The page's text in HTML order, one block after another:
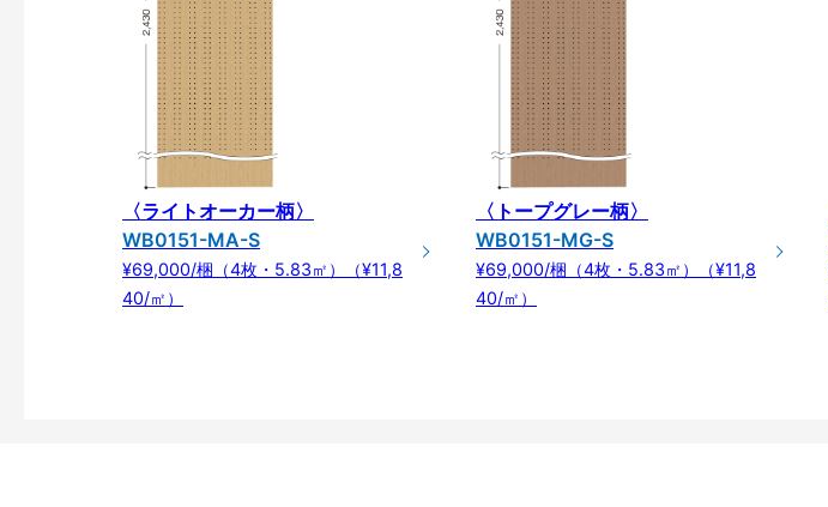
〈ライトオーカー柄〉
WB0151-MA-S
¥69,000/梱（4枚・5.83㎡）（¥11,8
40/㎡）
〈トープグレー柄〉
WB0151-MG-S
¥69,000/梱（4枚・5.83㎡）（¥11,8
40/㎡）